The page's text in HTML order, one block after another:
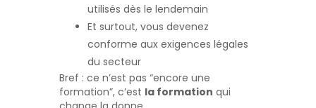
utilisés dès le lendemain
Et surtout, vous devenez
conforme aux exigences légales
du secteur
Bref : ce n’est pas “encore une
formation”, c’est la formation qui